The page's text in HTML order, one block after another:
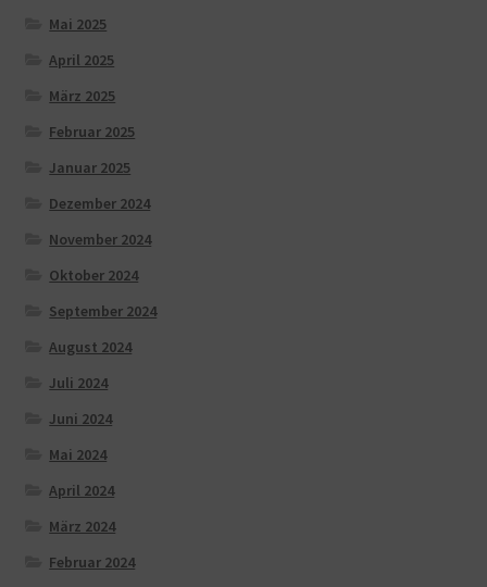
Mai 2025
April 2025
März 2025
Februar 2025
Januar 2025
Dezember 2024
November 2024
Oktober 2024
September 2024
August 2024
Juli 2024
Juni 2024
Mai 2024
April 2024
März 2024
Februar 2024